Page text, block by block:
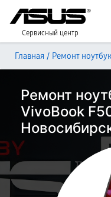
Сервисный центр
Главная / Ремонт
Ремонт
VivoBook